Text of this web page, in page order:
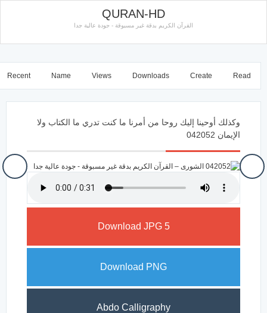
QURAN-HD
القرآن الكريم بدقة غير مسبوقة - جودة عالية جدا
Recent Name Views Downloads Create Read
وكذلك أوحينا إليك روحا من أمرنا ما كنت تدري ما الكتاب ولا
الإيمان 042052
Download JPG 5
Download PNG
Abdo Calligraphy